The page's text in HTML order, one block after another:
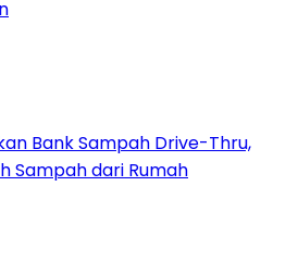
Bank Sampah Drive-Thru,
Sampah dari Rumah